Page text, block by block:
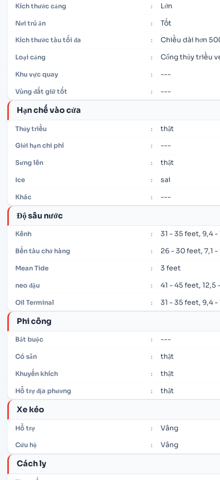
Kích thước cảng : Lớn
Nơi trú ẩn : Tốt
Kích thước tàu tối đa : Chiều dài hơn
Loại cảng : Cổng thủy triều
Khu vực quay : ---
Vùng đất giữ tốt : ---
Hạn chế vào cửa
Thủy triều : thật
Giới hạn chi phí : ---
Sưng lên : thật
Ice : sai
Khác : ---
Độ sâu nước
Kênh : 31 - 35 feet, 9,4 -
Bến tàu chở hàng : 26 - 30 feet, 7,1 -
Mean Tide : 3 feet
neo đậu : 41 - 45 feet, 12,5
Oil Terminal : 31 - 35 feet, 9,4 -
Phi công
Bắt buộc : ---
Có sẵn : thật
Khuyến khích : thật
Hỗ trợ địa phương : thật
Xe kéo
Hỗ trợ : Vâng
Cứu hộ : Vâng
Cách ly